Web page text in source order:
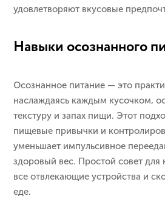
удовлетворяют вкусовые
Навыки осознанного
Осознанное питание — это
наслаждаясь каждым кусочком,
текстуру и запах пищи. Этот
пищевые привычки и
уменьшает импульсивное
здоровый вес. Простой совет для
все отвлекающие устройства и
еде.